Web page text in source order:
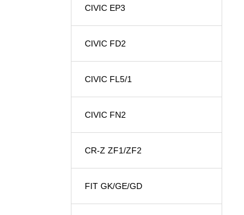
CIVIC EP3
CIVIC FD2
CIVIC FL5/1
CIVIC FN2
CR-Z ZF1/ZF2
FIT GK/GE/GD